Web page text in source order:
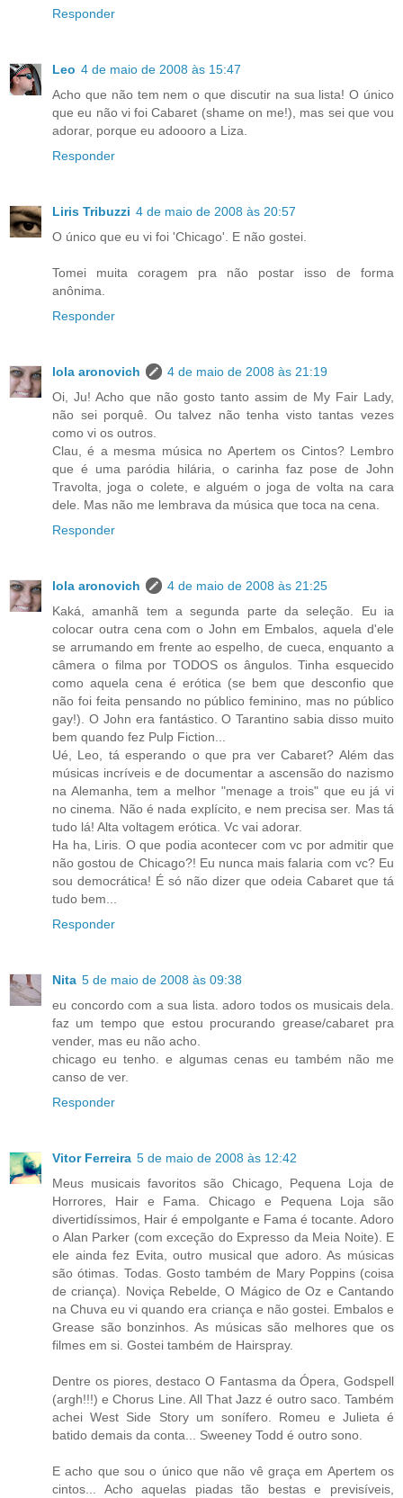
Responder
Leo 4 de maio de 2008 às 15:47
Acho que não tem nem o que discutir na sua lista! O único
que eu não vi foi Cabaret (shame on me!), mas sei que vou
adorar, porque eu adoooro a Liza.
Responder
Liris Tribuzzi 4 de maio de 2008 às 20:57
O único que eu vi foi 'Chicago'. E não gostei.
Tomei muita coragem pra não postar isso de forma
anônima.
Responder
lola aronovich
4 de maio de 2008 às 21:19
Oi, Ju! Acho que não gosto tanto assim de My Fair Lady,
não sei porquê. Ou talvez não tenha visto tantas vezes
como vi os outros.
Clau, é a mesma música no Apertem os Cintos? Lembro
que é uma paródia hilária, o carinha faz pose de John
Travolta, joga o colete, e alguém o joga de volta na cara
dele. Mas não me lembrava da música que toca na cena.
Responder
lola aronovich
4 de maio de 2008 às 21:25
Kaká, amanhã tem a segunda parte da seleção. Eu ia
colocar outra cena com o John em Embalos, aquela d'ele
se arrumando em frente ao espelho, de cueca, enquanto a
câmera o filma por TODOS os ângulos. Tinha esquecido
como aquela cena é erótica (se bem que desconfio que
não foi feita pensando no público feminino, mas no público
gay!). O John era fantástico. O Tarantino sabia disso muito
bem quando fez Pulp Fiction...
Ué, Leo, tá esperando o que pra ver Cabaret? Além das
músicas incríveis e de documentar a ascensão do nazismo
na Alemanha, tem a melhor "menage a trois" que eu já vi
no cinema. Não é nada explícito, e nem precisa ser. Mas tá
tudo lá! Alta voltagem erótica. Vc vai adorar.
Ha ha, Liris. O que podia acontecer com vc por admitir que
não gostou de Chicago?! Eu nunca mais falaria com vc? Eu
sou democrática! É só não dizer que odeia Cabaret que tá
tudo bem...
Responder
Nita 5 de maio de 2008 às 09:38
eu concordo com a sua lista. adoro todos os musicais dela.
faz um tempo que estou procurando grease/cabaret pra
vender, mas eu não acho.
chicago eu tenho. e algumas cenas eu também não me
canso de ver.
Responder
Vitor Ferreira 5 de maio de 2008 às 12:42
Meus musicais favoritos são Chicago, Pequena Loja de
Horrores, Hair e Fama. Chicago e Pequena Loja são
divertidíssimos, Hair é empolgante e Fama é tocante. Adoro
o Alan Parker (com exceção do Expresso da Meia Noite). E
ele ainda fez Evita, outro musical que adoro. As músicas
são ótimas. Todas. Gosto também de Mary Poppins (coisa
de criança). Noviça Rebelde, O Mágico de Oz e Cantando
na Chuva eu vi quando era criança e não gostei. Embalos e
Grease são bonzinhos. As músicas são melhores que os
filmes em si. Gostei também de Hairspray.
Dentre os piores, destaco O Fantasma da Ópera, Godspell
(argh!!!) e Chorus Line. All That Jazz é outro saco. Também
achei West Side Story um sonífero. Romeu e Julieta é
batido demais da conta... Sweeney Todd é outro sono.
E acho que sou o único que não vê graça em Apertem os
cintos... Acho aquelas piadas tão bestas e previsíveis,